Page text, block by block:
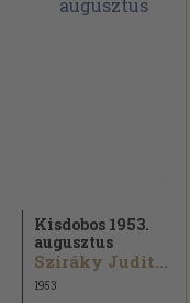
Kisdobos 1953.
augusztus
Sziráky Judit...
1953